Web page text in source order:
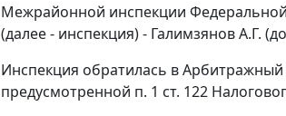
Межрайонной инспекции
(далее - инспекция) - Галимзянов А.Г.
Инспекция обратилась в
предусмотренной п. 1 ст. 122